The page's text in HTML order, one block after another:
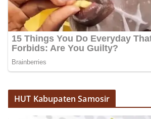
HUT Kabupaten Samosir